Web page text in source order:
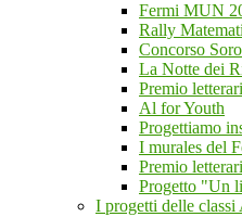
Fermi MUN
Rally
Concorso
La Notte dei
Premio
Al for Youth
Progettiamo
I murales del
Premio
Progetto "Un
I progetti delle classi